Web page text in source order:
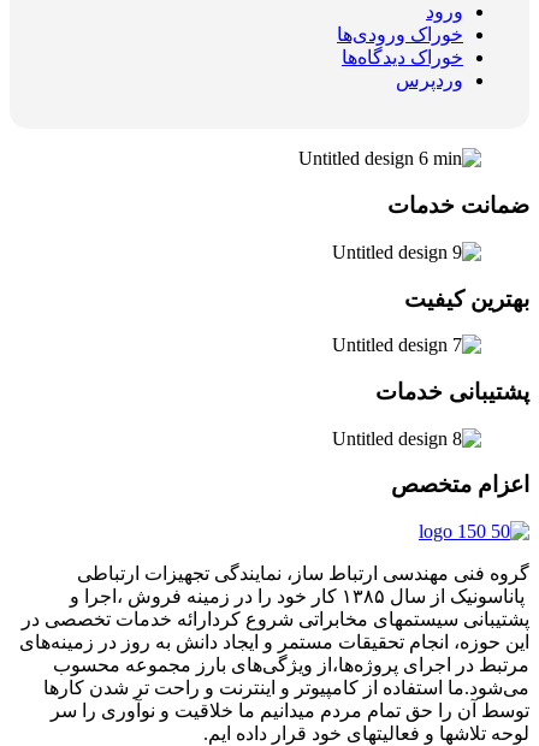
ورود
خوراک ورودی‌ها
خوراک دیدگاه‌ها
وردپرس
ضمانت خدمات
بهترین کیفیت
پشتیبانی خدمات
اعزام متخصص
گروه فنی مهندسی ارتباط ساز، نمایندگی تجهیزات ارتباطی
پاناسونیک از سال ۱۳۸۵ کار خود را در زمینه فروش ،اجرا و
پشتیبانی سیستمهای مخابراتی شروع کردارائه خدمات تخصصی در
این حوزه، انجام تحقیقات مستمر و ایجاد دانش به‌ روز در زمینه‌های
مرتبط در اجرای پروژه‌ها،از ویژگی‌های بارز مجموعه محسوب
می‌شود.ما استفاده از کامپیوتر و اینترنت و راحت تر شدن کارها
توسط آن را حق تمام مردم میدانیم ما خلاقیت و نوآوری را سر
لوحه تلاشها و فعالیتهای خود قرار داده ایم.